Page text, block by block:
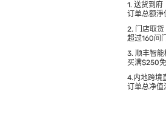
1. 送货到府
订单总额淨
2. 门店取货
超过160间
3. 顺丰智能
买满$250
4.内地跨境
订单总净值